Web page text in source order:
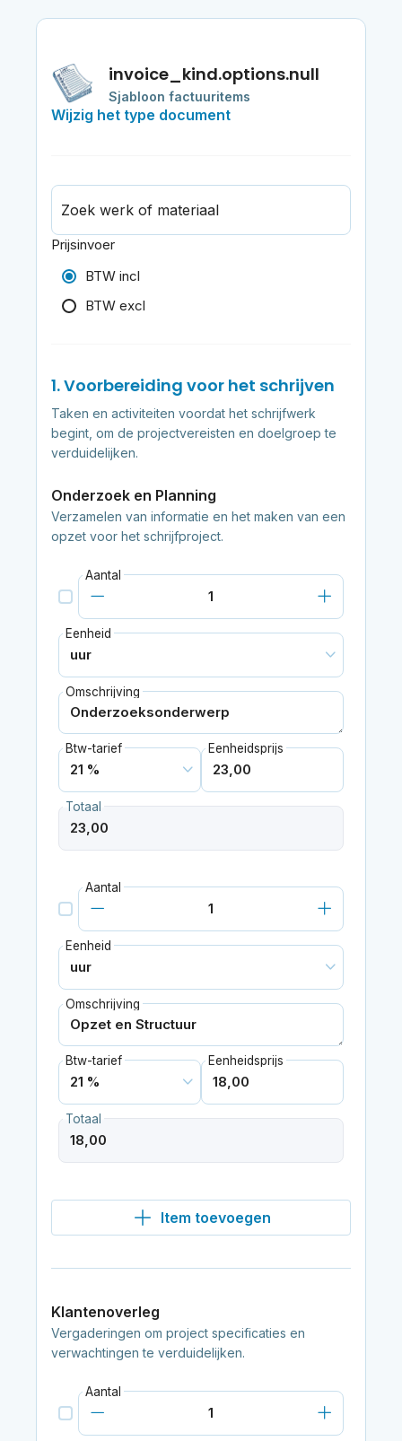
invoice_kind.options.null
Sjabloon factuuritems
Wijzig het type document
Zoek werk of materiaal
Prijsinvoer
BTW incl
BTW excl
1. Voorbereiding voor het schrijven
Taken en activiteiten voordat het schrijfwerk
begint, om de projectvereisten en doelgroep te
verduidelijken.
Onderzoek en Planning
Verzamelen van informatie en het maken van een
opzet voor het schrijfproject.
Aantal
Eenheid
Omschrijving
Btw-tarief Eenheidsprijs
Totaal
Aantal
Eenheid
Omschrijving
Btw-tarief Eenheidsprijs
Totaal
Item toevoegen
Klantenoverleg
Vergaderingen om project specificaties en
verwachtingen te verduidelijken.
Aantal